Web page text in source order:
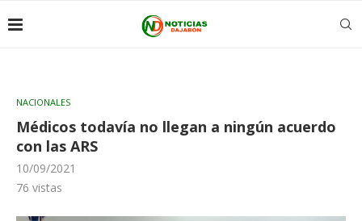
NACIONALES
Médicos todavía no llegan a ningún acuerdo
con las ARS
10/09/2021
76 vistas